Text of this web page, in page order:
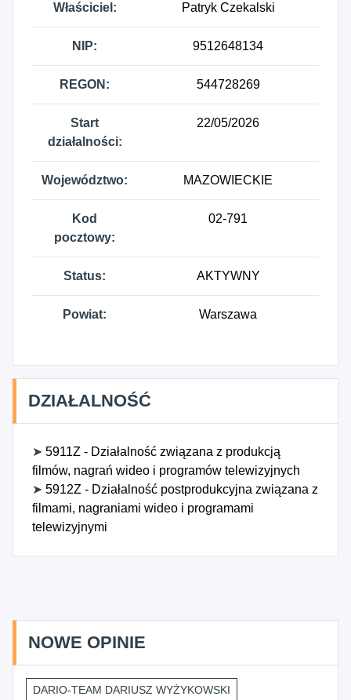
Właściciel: Patryk Czekalski
NIP: 9512648134
REGON: 544728269
Start
działalności:
22/05/2026
Województwo: MAZOWIECKIE
Kod
pocztowy:
02-791
Status: AKTYWNY
Powiat: Warszawa
DZIAŁALNOŚĆ
➤ 5911Z - Działalność związana z produkcją
filmów, nagrań wideo i programów telewizyjnych
➤ 5912Z - Działalność postprodukcyjna związana z
filmami, nagraniami wideo i programami
telewizyjnymi
NOWE OPINIE
DARIO-TEAM DARIUSZ WYŻYKOWSKI